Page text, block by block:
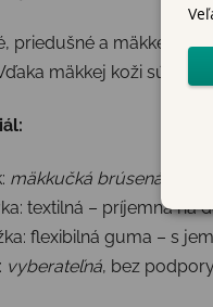
priedušné a mäkké –
mäkkej koži sú
mäkkučká brúsená koža
textilná – príjemná na
flexibilná guma – s
vyberateľná, bez